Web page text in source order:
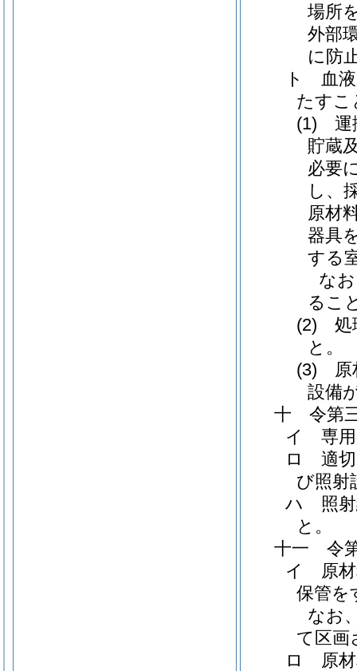
場所
外部
に防
ト 血液
たすこ
(1) 運
貯蔵
必要
し、
原材
器具
する
な
るこ
(2) 処
と。
(3) 原
設備
十 令第
イ 専用
ロ 適切
び照射
ハ 照射
と。
十一 令
イ 原材
保管を
なお
て区画
ロ 原材